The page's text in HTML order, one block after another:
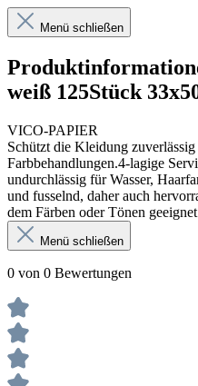
Menü schließen
weiß 125Stück
VICO-PAPIER
Schützt die Kleidung
Farbbehandlungen.4-lagige
undurchlässig für Wasser,
und fusselnd, daher auch
dem Färben oder Tönen
Menü schließen
0 von 0 Bewertungen